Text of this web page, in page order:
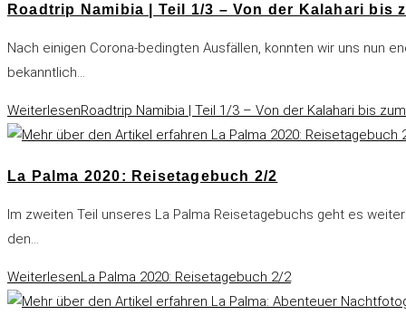
Roadtrip Namibia | Teil 1/3 – Von der Kalahari bis
Nach einigen Corona-bedingten Ausfällen, konnten wir uns nun
bekanntlich…
WeiterlesenRoadtrip Namibia | Teil 1/3 – Von der Kalahari bis
La Palma 2020: Reisetagebuch 2/2
Im zweiten Teil unseres La Palma Reisetagebuchs geht es
den…
WeiterlesenLa Palma 2020: Reisetagebuch 2/2